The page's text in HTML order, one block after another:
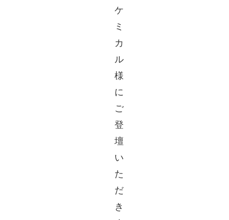
ケ
ミ
カ
ル
様
に
ご
登
壇
い
た
だ
き